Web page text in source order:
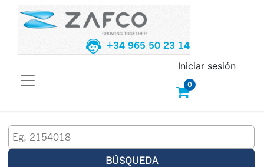
+34 965 50 23 14
0
Iniciar sesión
BÚSQUEDA